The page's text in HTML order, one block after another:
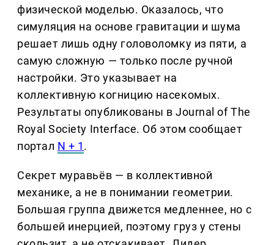
физической моделью. Оказалось, что
симуляция на основе гравитации и шума
решает лишь одну головоломку из пяти, а
самую сложную — только после ручной
настройки. Это указывает на
коллективную когницию насекомых.
Результаты опубликованы в Journal of The
Royal Society Interface. Об этом сообщает
портал N + 1.
Секрет муравьёв — в коллективной
механике, а не в понимании геометрии.
Большая группа движется медленнее, но с
большей инерцией, поэтому груз у стены